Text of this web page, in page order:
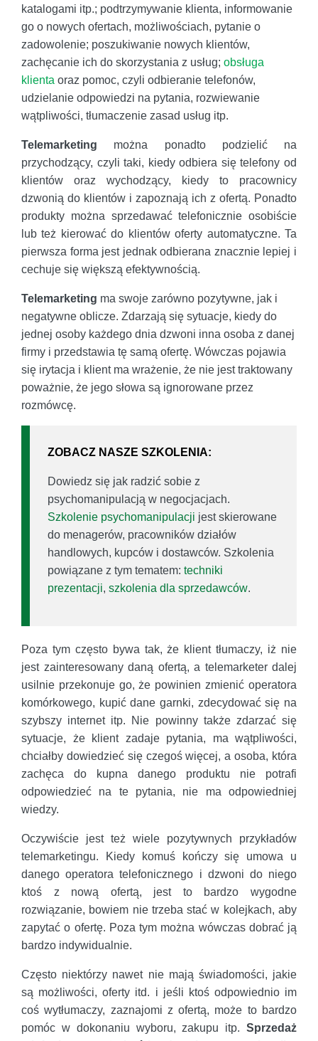
katalogami itp.; podtrzymywanie klienta, informowanie
go o nowych ofertach, możliwościach, pytanie o
zadowolenie; poszukiwanie nowych klientów,
zachęcanie ich do skorzystania z usług; obsługa
klienta oraz pomoc, czyli odbieranie telefonów,
udzielanie odpowiedzi na pytania, rozwiewanie
wątpliwości, tłumaczenie zasad usług itp.
Telemarketing można ponadto podzielić na
przychodzący, czyli taki, kiedy odbiera się telefony od
klientów oraz wychodzący, kiedy to pracownicy
dzwonią do klientów i zapoznają ich z ofertą. Ponadto
produkty można sprzedawać telefonicznie osobiście
lub też kierować do klientów oferty automatyczne. Ta
pierwsza forma jest jednak odbierana znacznie lepiej i
cechuje się większą efektywnością.
Telemarketing ma swoje zarówno pozytywne, jak i
negatywne oblicze. Zdarzają się sytuacje, kiedy do
jednej osoby każdego dnia dzwoni inna osoba z danej
firmy i przedstawia tę samą ofertę. Wówczas pojawia
się irytacja i klient ma wrażenie, że nie jest traktowany
poważnie, że jego słowa są ignorowane przez
rozmówcę.
ZOBACZ NASZE SZKOLENIA:
Dowiedz się jak radzić sobie z
psychomanipulacją w negocjacjach.
Szkolenie psychomanipulacji jest skierowane
do menagerów, pracowników działów
handlowych, kupców i dostawców. Szkolenia
powiązane z tym tematem: techniki
prezentacji, szkolenia dla sprzedawców.
Poza tym często bywa tak, że klient tłumaczy, iż nie
jest zainteresowany daną ofertą, a telemarketer dalej
usilnie przekonuje go, że powinien zmienić operatora
komórkowego, kupić dane garnki, zdecydować się na
szybszy internet itp. Nie powinny także zdarzać się
sytuacje, że klient zadaje pytania, ma wątpliwości,
chciałby dowiedzieć się czegoś więcej, a osoba, która
zachęca do kupna danego produktu nie potrafi
odpowiedzieć na te pytania, nie ma odpowiedniej
wiedzy.
Oczywiście jest też wiele pozytywnych przykładów
telemarketingu. Kiedy komuś kończy się umowa u
danego operatora telefonicznego i dzwoni do niego
ktoś z nową ofertą, jest to bardzo wygodne
rozwiązanie, bowiem nie trzeba stać w kolejkach, aby
zapytać o ofertę. Poza tym można wówczas dobrać ją
bardzo indywidualnie.
Często niektórzy nawet nie mają świadomości, jakie
są możliwości, oferty itd. i jeśli ktoś odpowiednio im
coś wytłumaczy, zaznajomi z ofertą, może to bardzo
pomóc w dokonaniu wyboru, zakupu itp. Sprzedaż